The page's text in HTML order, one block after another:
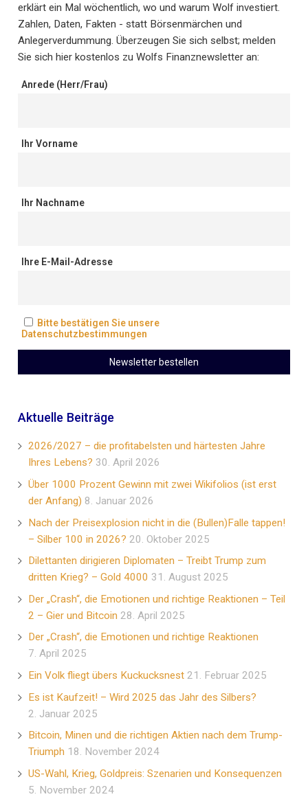
erklärt ein Mal wöchentlich, wo und warum Wolf investiert.
Zahlen, Daten, Fakten - statt Börsenmärchen und
Anlegerverdummung. Überzeugen Sie sich selbst; melden
Sie sich hier kostenlos zu Wolfs Finanznewsletter an:
Anrede (Herr/Frau)
Ihr Vorname
Ihr Nachname
Ihre E-Mail-Adresse
Bitte bestätigen Sie unsere
Datenschutzbestimmungen
Aktuelle Beiträge
2026/2027 – die profitabelsten und härtesten Jahre
Ihres Lebens? 30. April 2026
Über 1000 Prozent Gewinn mit zwei Wikifolios (ist erst
der Anfang) 8. Januar 2026
Nach der Preisexplosion nicht in die (Bullen)Falle tappen!
– Silber 100 in 2026? 20. Oktober 2025
Dilettanten dirigieren Diplomaten – Treibt Trump zum
dritten Krieg? – Gold 4000 31. August 2025
Der „Crash“, die Emotionen und richtige Reaktionen – Teil
2 – Gier und Bitcoin 28. April 2025
Der „Crash“, die Emotionen und richtige Reaktionen
7. April 2025
Ein Volk fliegt übers Kuckucksnest 21. Februar 2025
Es ist Kaufzeit! – Wird 2025 das Jahr des Silbers?
2. Januar 2025
Bitcoin, Minen und die richtigen Aktien nach dem Trump-
Triumph 18. November 2024
US-Wahl, Krieg, Goldpreis: Szenarien und Konsequenzen
5. November 2024